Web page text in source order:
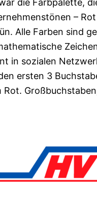
–
Alle Farben sind
in sozialen
ersten 3
Rot.